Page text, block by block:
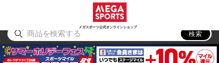
メガスポーツ公式オンラインショップ
アウトドア
検索